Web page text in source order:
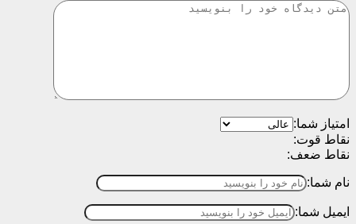
امتیاز شما:
نقاط قوت:
نقاط ضعف:
نام شما:
ایمیل شما: